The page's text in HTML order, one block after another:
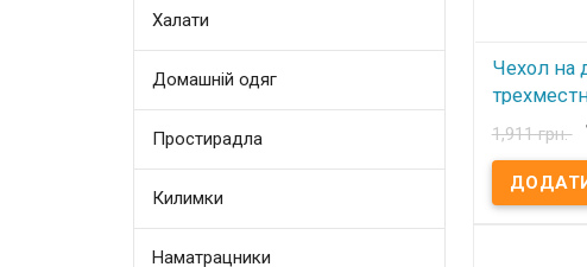
Халати
Домашній одяг
Простирадла
Килимки
Наматрацники
Чехол на
В
Чехол на
1,911 грн.